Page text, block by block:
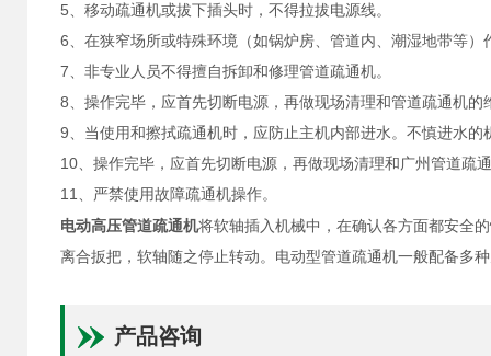
5、移动疏通机或拔下插头时，不得拉拔电源线。
6、在狭窄场所或特殊环境（如锅炉房、管道内、潮湿地带等）
7、非专业人员不得擅自拆卸和修理管道疏通机。
8、操作完毕，应首先切断电源，再做现场清理和管道疏通机的
9、当使用和擦拭疏通机时，应防止主机内部进水。不慎进水的
10、操作完毕，应首先切断电源，再做现场清理和广州管道疏
11、严禁使用故障疏通机操作。
电动高压管道疏通机将软轴插入机械中，在确认各方面都安全
离合扳把，软轴随之停止转动。电动型管道疏通机一般配备多
产品咨询